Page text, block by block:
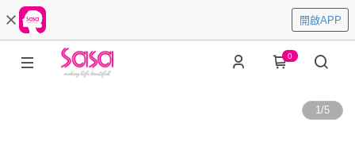
開啟APP
0
1/5